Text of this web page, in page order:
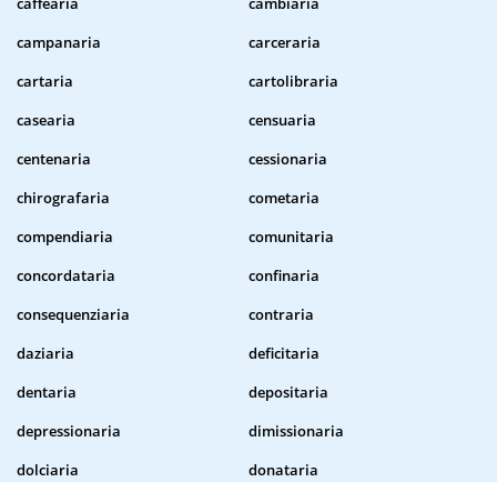
campanaria
carceraria
cartaria
cartolibraria
casearia
censuaria
centenaria
cessionaria
chirografaria
cometaria
compendiaria
comunitaria
concordataria
confinaria
consequenziaria
contraria
daziaria
deficitaria
dentaria
depositaria
depressionaria
dimissionaria
dolciaria
donataria